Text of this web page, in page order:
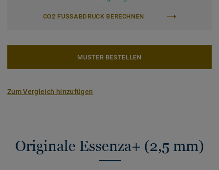
CO2 FUSSABDRUCK BERECHNEN
MUSTER BESTELLEN
Zum Vergleich hinzufügen
Originale Essenza+ (2,5 mm)